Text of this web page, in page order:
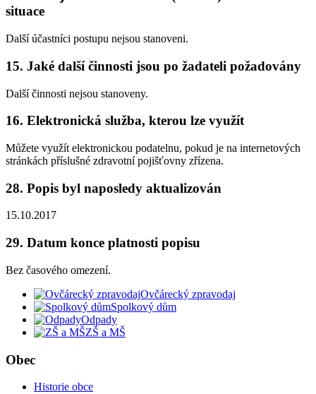
situace
Další účastníci postupu nejsou stanoveni.
15. Jaké další činnosti jsou po žadateli požadovány
Další činnosti nejsou stanoveny.
16. Elektronická služba, kterou lze využít
Můžete využít elektronickou podatelnu, pokud je na internetových
stránkách příslušné zdravotní pojišťovny zřízena.
28. Popis byl naposledy aktualizován
15.10.2017
29. Datum konce platnosti popisu
Bez časového omezení.
Ovčárecký zpravodaj
Spolkový dům
Odpady
ZŠ a MŠ
Obec
Historie obce